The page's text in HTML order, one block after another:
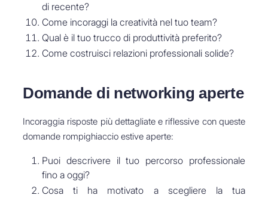
di recente?
Come incoraggi la creatività nel tuo team?
Qual è il tuo trucco di produttività preferito?
Come costruisci relazioni professionali solide?
Domande di networking aperte
Incoraggia risposte più dettagliate e riflessive con queste
domande rompighiaccio estive aperte:
Puoi descrivere il tuo percorso professionale
fino a oggi?
Cosa ti ha motivato a scegliere la tua